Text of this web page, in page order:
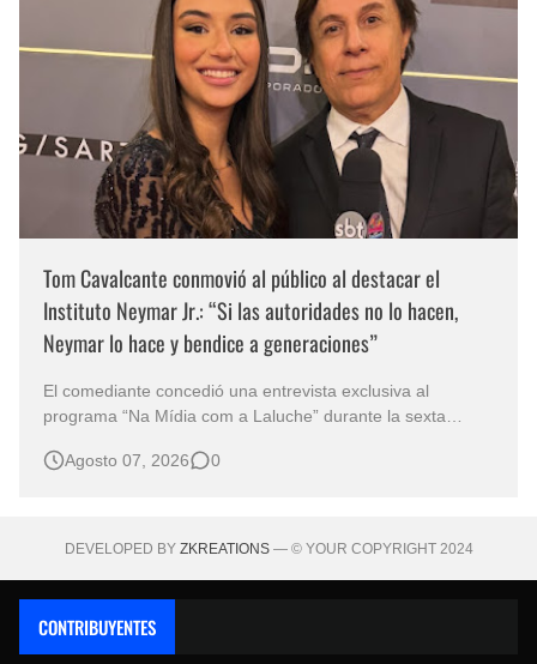
Tom Cavalcante conmovió al público al destacar el
Instituto Neymar Jr.: “Si las autoridades no lo hacen,
Neymar lo hace y bendice a generaciones”
El comediante concedió una entrevista exclusiva al
programa “Na Mídia com a Laluche” durante la sexta
eventos benéficos más importantes de Brasil. En medio del
Agosto 07, 2026 0
DEVELOPED BY ZKREATIONS— © YOUR COPYRIGHT 2024
CONTRIBUYENTES